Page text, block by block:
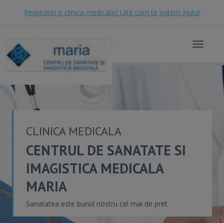
Reprezinti o clinica medicala? Uite cum te putem ajuta!
Toggle
CLINICA MEDICALA
CENTRUL DE SANATATE SI
IMAGISTICA MEDICALA
MARIA
Sanatatea este bunul nostru cel mai de pret